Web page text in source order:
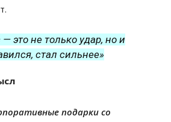
это не только удар, но и
стал сильнее»
подарки со